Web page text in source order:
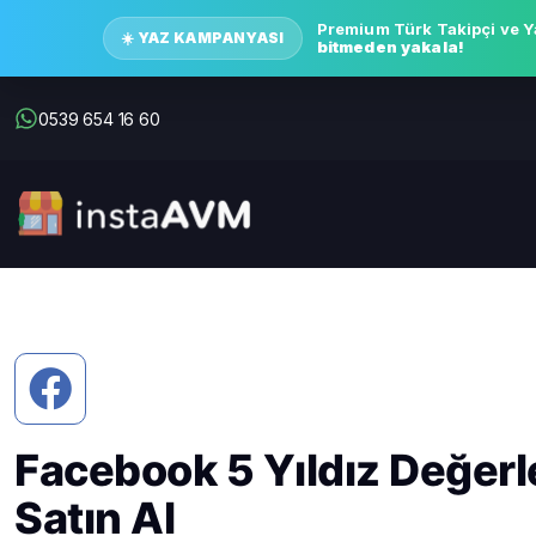
☀️ YAZ KAMPANYASI Premium Türk Takipçi ve
bitmeden yakala!
0539 654 16 60
Facebook 5 Yıldız
Satın Al